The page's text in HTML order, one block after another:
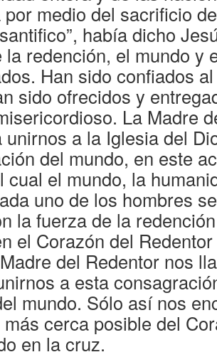
medio del sacrificio
había dicho
la redención, el mundo y
Han sido confiados
sido ofrecidos y
La Madre
unirnos a la Iglesia del
del mundo, en este
cual el mundo, la
uno de los hombres
la fuerza de la
el Corazón del
del Redentor nos
a esta
mundo. Sólo así nos
cerca posible del
en la cruz.